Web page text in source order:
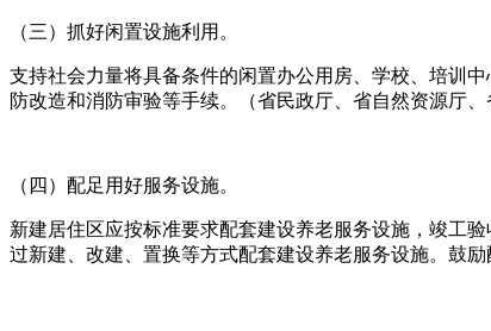
（三）抓好闲置设施利用。
支持社会力量将具备条件的闲置办公用房、学校、培训
防改造和消防审验等手续。（省民政厅、省自然资源厅
（四）配足用好服务设施。
新建居住区应按标准要求配套建设养老服务设施，竣工
过新建、改建、置换等方式配套建设养老服务设施。鼓